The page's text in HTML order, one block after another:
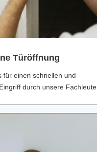
Türöffnung
für einen schnellen und
durch unsere Fachleute